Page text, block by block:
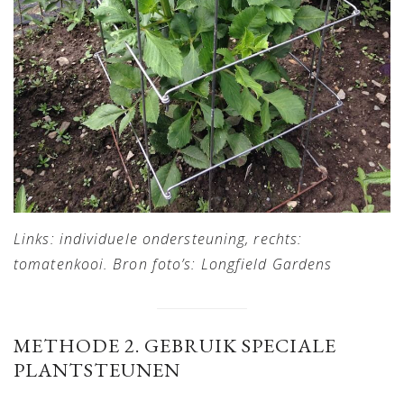
Links: individuele ondersteuning, rechts:
tomatenkooi. Bron foto’s: Longfield Gardens
METHODE 2. GEBRUIK SPECIALE
PLANTSTEUNEN